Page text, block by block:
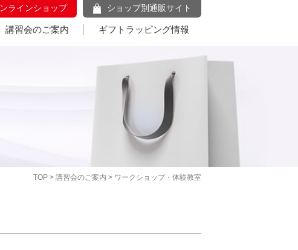
ラインショップ ショップ別通販サイト
講習会のご案内 ギフトラッピング情報
TOP > 講習会のご案内 > ワークショップ・体験教室